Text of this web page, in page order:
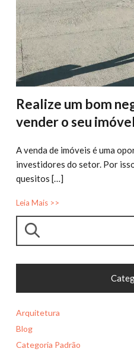
Realize um bom
vender o seu
A venda de imóveis é uma
investidores do setor. Por
quesitos […]
Leia Mais >>
Pesquisar
Arquitetura
Blog
Categoria Padrão